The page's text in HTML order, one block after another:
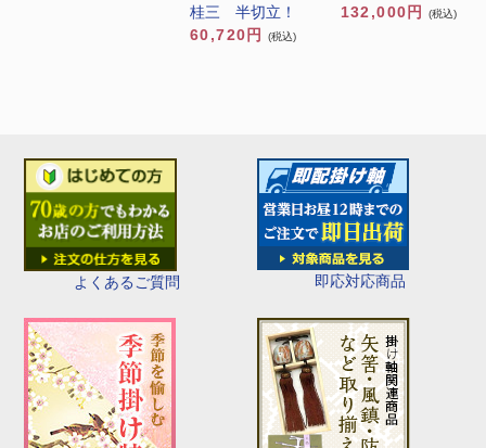
よくあるご質問 即応対応商品
桂三 半切立！
60,720円
(税込)
132,000円
(税込)